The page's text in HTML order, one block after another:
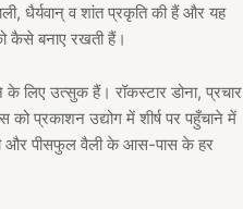
धैर्यवान् व शांत प्रकृति की हैं और यह
कैसे बनाए रखती हैं।
लिए उत्सुक हैं। रॉकस्टार डोना, प्रचार
प्रकाशन उद्योग में शीर्ष पर पहुँचाने में
लैरी और पीसफुल वैली के आस-पास के हर